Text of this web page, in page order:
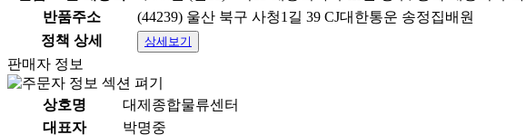
반품주소
(44239) 울산 북구 사청1길 39 CJ대한통운 송정집배원
정책 상세
상세보기
판매자 정보
상호명
대제종합물류센터
대표자
박명중